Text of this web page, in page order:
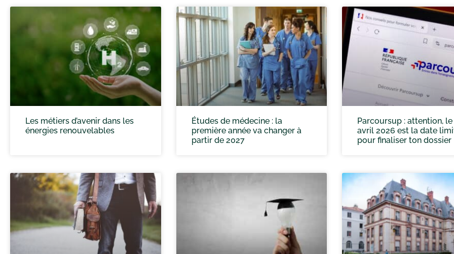
Les métiers d’avenir dans les
énergies renouvelables
Études de médecine : la
première année va changer à
partir de 2027
Parcoursup : attention, le
avril 2026 est la date
pour finaliser ton